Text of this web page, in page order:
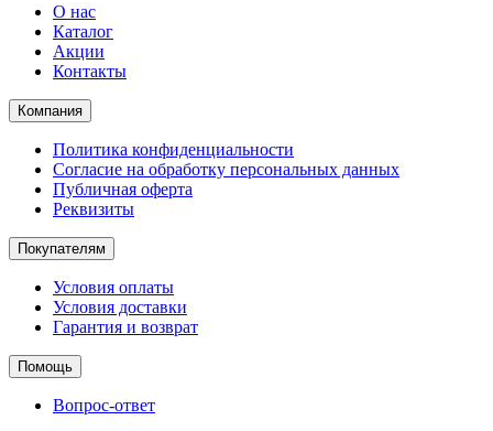
О нас
Каталог
Акции
Контакты
Компания
Политика конфиденциальности
Согласие на обработку персональных данных
Публичная оферта
Реквизиты
Покупателям
Условия оплаты
Условия доставки
Гарантия и возврат
Помощь
Вопрос-ответ